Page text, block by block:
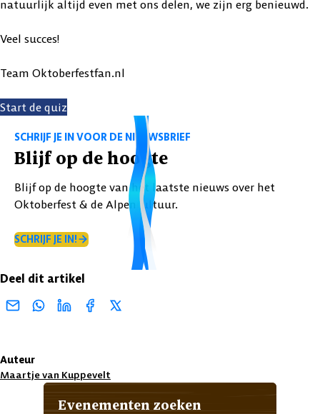
natuurlijk altijd even met ons delen, we zijn erg benieuwd.
Veel succes!
Team Oktoberfestfan.nl
Start de quiz
SCHRIJF JE IN VOOR DE NIEUWSBRIEF
Blijf op de hoogte
Blijf op de hoogte van het laatste nieuws over het
Oktoberfest & de Alpencultuur.
SCHRIJF JE IN!
Deel dit artikel
Auteur
Maartje van Kuppevelt
Evenementen zoeken